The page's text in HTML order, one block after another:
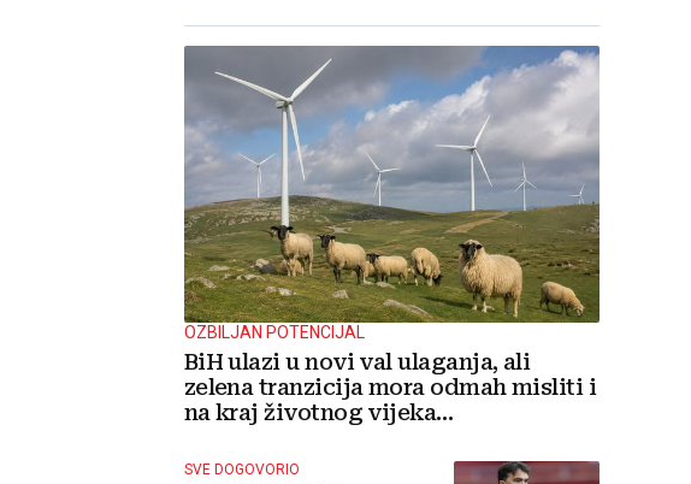
OZBILJAN POTENCIJAL
BiH ulazi u novi val ulaganja, ali
zelena tranzicija mora odmah misliti i
na kraj životnog vijeka
SVE DOGOVORIO